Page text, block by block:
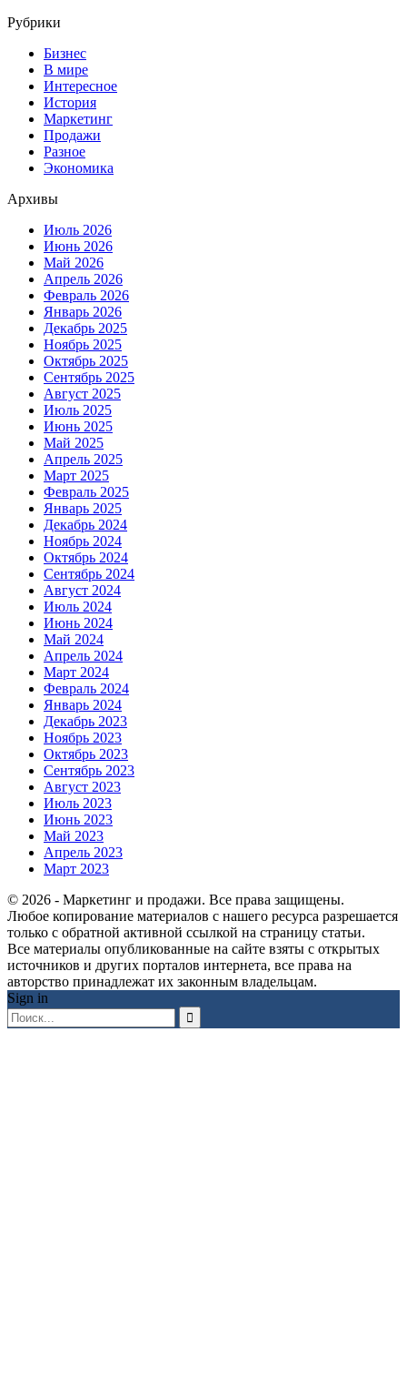
Рубрики
Бизнес
В мире
Интересное
История
Маркетинг
Продажи
Разное
Экономика
Архивы
Июль 2026
Июнь 2026
Май 2026
Апрель 2026
Февраль 2026
Январь 2026
Декабрь 2025
Ноябрь 2025
Октябрь 2025
Сентябрь 2025
Август 2025
Июль 2025
Июнь 2025
Май 2025
Апрель 2025
Март 2025
Февраль 2025
Январь 2025
Декабрь 2024
Ноябрь 2024
Октябрь 2024
Сентябрь 2024
Август 2024
Июль 2024
Июнь 2024
Май 2024
Апрель 2024
Март 2024
Февраль 2024
Январь 2024
Декабрь 2023
Ноябрь 2023
Октябрь 2023
Сентябрь 2023
Август 2023
Июль 2023
Июнь 2023
Май 2023
Апрель 2023
Март 2023
© 2026 - Маркетинг и продажи. Все права защищены.
Любое копирование материалов с нашего ресурса разрешается
только с обратной активной ссылкой на страницу статьи.
Все материалы опубликованные на сайте взяты с открытых
источников и других порталов интернета, все права на
авторство принадлежат их законным владельцам.
Sign in